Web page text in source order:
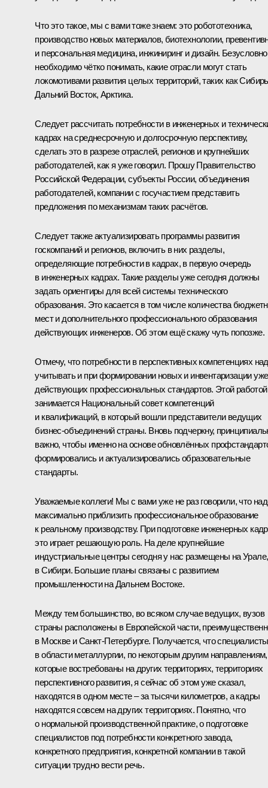
Что это такое, мы с вами тоже знаем: это робототехника,
производство новых материалов, биотехнологии,
и персональная медицина, инжиниринг и дизайн.
необходимо чётко понимать, какие отрасли могут стать
локомотивами развития целых территорий, таких как
Дальний Восток, Арктика.
Следует рассчитать потребности в инженерных и
кадрах на среднесрочную и долгосрочную перспективу,
сделать это в разрезе отраслей, регионов и крупнейших
работодателей, как я уже говорил. Прошу Правительство
Российской Федерации, субъекты России, объединения
работодателей, компании с госучастием представить
предложения по механизмам таких расчётов.
Следует также актуализировать программы развития
госкомпаний и регионов, включить в них разделы,
определяющие потребности в кадрах, в первую очередь
в инженерных кадрах. Такие разделы уже сегодня должны
задать ориентиры для всей системы технического
образования. Это касается в том числе количества
мест и дополнительного профессионального образования
действующих инженеров. Об этом ещё скажу чуть попозже.
Отмечу, что потребности в перспективных компетенциях
учитывать и при формировании новых и инвентаризации уже
действующих профессиональных стандартов. Этой работой
занимается Национальный совет компетенций
и квалификаций, в который вошли представители ведущих
бизнес-объединений страны. Вновь подчеркну,
важно, чтобы именно на основе обновлённых
формировались и актуализировались образовательные
стандарты.
Уважаемые коллеги! Мы с вами уже не раз говорили, что
максимально приблизить профессиональное образование
к реальному производству. При подготовке инженерных
это играет решающую роль. На деле крупнейшие
индустриальные центры сегодня у нас размещены на Урале,
в Сибири. Большие планы связаны с развитием
промышленности на Дальнем Востоке.
Между тем большинство, во всяком случае ведущих, вузов
страны расположены в Европейской части,
в Москве и Санкт-Петербурге. Получается, что специалисты
в области металлургии, по некоторым другим направлениям,
которые востребованы на других территориях, территориях
перспективного развития, я сейчас об этом уже сказал,
находятся в одном месте – за тысячи километров, а кадры
находятся совсем на других территориях. Понятно, что
о нормальной производственной практике, о подготовке
специалистов под потребности конкретного завода,
конкретного предприятия, конкретной компании в такой
ситуации трудно вести речь.